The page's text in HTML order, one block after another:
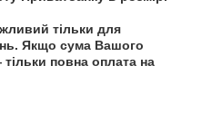
тільки для
Якщо сума Вашого
повна оплата на